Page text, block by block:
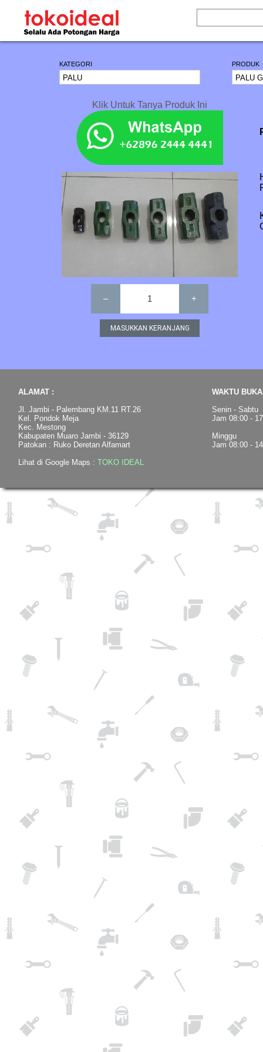
KATEGORI PRODUK
Klik Untuk Tanya Produk Ini
– 1 +
ALAMAT :
Jl. Jambi - Palembang KM.11 RT.26
Kel. Pondok Meja
Kec. Mestong
Kabupaten Muaro Jambi - 36129
Patokan : Ruko Deretan Alfamart
Lihat di Google Maps : TOKO IDEAL
WAKTU
Senin - Sabtu
Jam 08:00 -
Minggu
Jam 08:00 -